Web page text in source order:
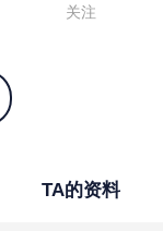
关注
TA的资料